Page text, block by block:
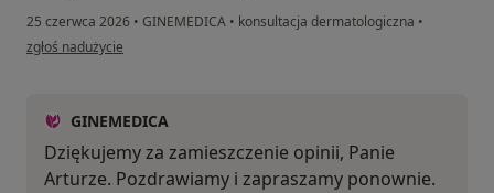
25 czerwca 2026 • GINEMEDICA • konsultacja dermatologiczna •
w opinii użytkownika Artur
zgłoś nadużycie
GINEMEDICA
Dziękujemy za zamieszczenie opinii, Panie
Arturze. Pozdrawiamy i zapraszamy ponownie.